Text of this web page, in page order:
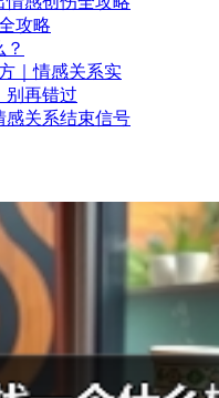
攻略
｜情感关系实
别再错过
感关系结束信号